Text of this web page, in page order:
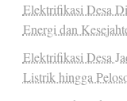
Elektrifikasi Desa
Energi dan
Elektrifikasi Desa
Listrik hingga